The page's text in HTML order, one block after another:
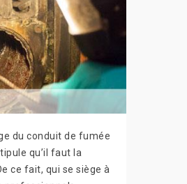
du conduit de fumée
qu’il faut la
ce fait, qui se siège à